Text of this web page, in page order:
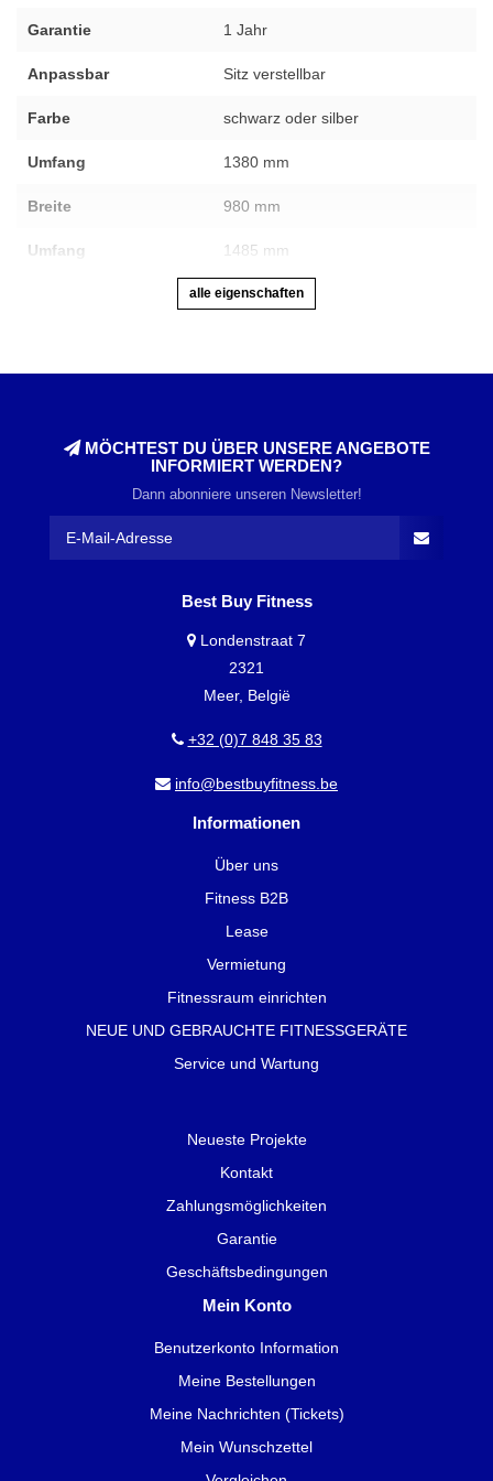
Garantie 1 Jahr
Anpassbar Sitz verstellbar
Farbe schwarz oder silber
Umfang 1380 mm
Breite 980 mm
Umfang 1485 mm
alle eigenschaften
MÖCHTEST DU ÜBER UNSERE ANGEBOTE
INFORMIERT WERDEN?
Dann abonniere unseren Newsletter!
Best Buy Fitness
Londenstraat 7
2321
Meer, België
+32 (0)7 848 35 83
info@bestbuyfitness.be
Informationen
Über uns
Fitness B2B
Lease
Vermietung
Fitnessraum einrichten
NEUE UND GEBRAUCHTE FITNESSGERÄTE
Service und Wartung
Neueste Projekte
Kontakt
Zahlungsmöglichkeiten
Garantie
Geschäftsbedingungen
Mein Konto
Benutzerkonto Information
Meine Bestellungen
Meine Nachrichten (Tickets)
Mein Wunschzettel